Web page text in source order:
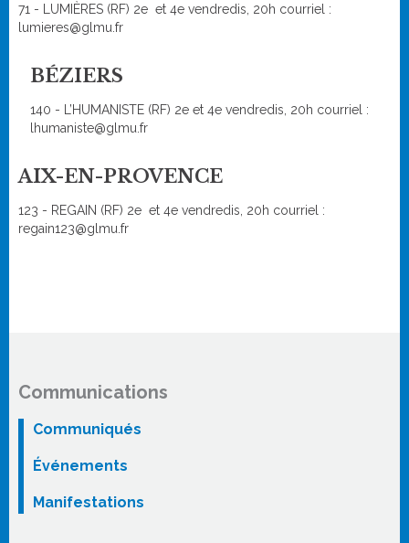
71 - LUMIÈRES (RF) 2e et 4e vendredis, 20h courriel :
lumieres@glmu.fr
BÉZIERS
140 - L’HUMANISTE (RF) 2e et 4e vendredis, 20h courriel :
lhumaniste@glmu.fr
AIX-EN-PROVENCE
123 - REGAIN (RF) 2e et 4e vendredis, 20h courriel :
regain123@glmu.fr
Communications
Communiqués
Événements
Manifestations